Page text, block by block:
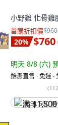
小野雞 化骨
首購折扣價$960
20% $760
明天 8/8 (六)
酷澎直售 ∙ 免運 ∙
(112
满 $1,500